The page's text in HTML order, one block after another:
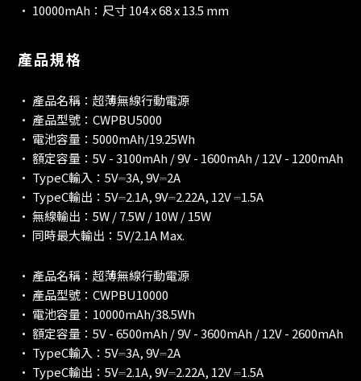
• 10000mAh：尺寸 104 x 68 x 13.5 mm
產品規格
• 產品名稱：超薄無線行動電源
• 產品型號：CWPBU5000
• 電池容量：5000mAh/19.25Wh
• 額定容量：5V - 3100mAh / 9V - 1600mAh / 12V - 1200mAh
• TypeC輸入：5V⎓3A, 9V⎓2A
• TypeC輸出：5V⎓2.1A, 9V⎓2.22A, 12V ⎓1.5A
• 無線輸出：5W / 7.5W / 10W / 15W
• 同時最大輸出：5V/2.1A Max.
• 產品名稱：超薄無線行動電源
• 產品型號：CWPBU10000
• 電池容量：10000mAh/38.5Wh
• 額定容量：5V - 6500mAh / 9V - 3600mAh / 12V - 2600mAh
• TypeC輸入：5V⎓3A, 9V⎓2A
• TypeC輸出：5V⎓2.1A, 9V⎓2.22A, 12V ⎓1.5A